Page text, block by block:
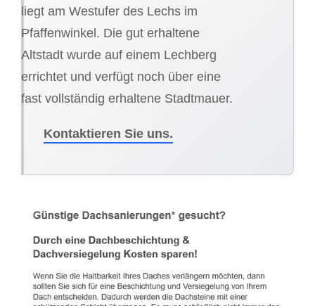
liegt am Westufer des Lechs im
Pfaffenwinkel. Die gut erhaltene
Altstadt wurde auf einem Lechberg
errichtet und verfügt noch über eine
fast vollständig erhaltene Stadtmauer.
Kontaktieren Sie uns.